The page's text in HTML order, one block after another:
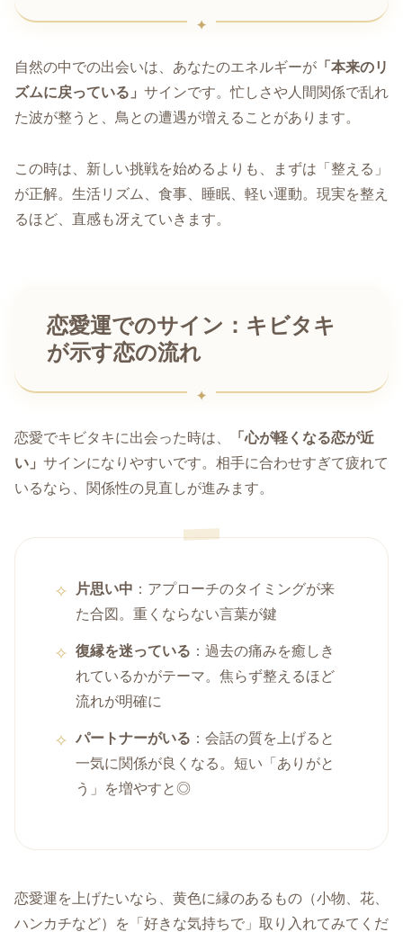
自然の中での出会いは、あなたのエネルギーが 「本来のリ
ズムに戻っている」 サインです。忙しさや人間関係で乱れ
た波が整うと、鳥との遭遇が増えることがあります。
この時は、新しい挑戦を始めるよりも、まずは「整える」
が正解。生活リズム、食事、睡眠、軽い運動。現実を整え
るほど、直感も冴えていきます。
恋愛運でのサイン：キビタキ
が示す恋の流れ
恋愛でキビタキに出会った時は、
「心が軽くなる恋が近
い」 サインになりやすいです。相手に合わせすぎて疲れて
いるなら、関係性の見直しが進みます。
片思い中 ：アプローチのタイミングが来
た合図。重くならない言葉が鍵
復縁を迷っている ：過去の痛みを癒しき
れているかがテーマ。焦らず整えるほど
流れが明確に
パートナーがいる ：会話の質を上げると
一気に関係が良くなる。短い「ありがと
う」を増やすと◎
恋愛運を上げたいなら、黄色に縁のあるもの（小物、花、
ハンカチなど）を「好きな気持ちで」取り入れてみてくだ